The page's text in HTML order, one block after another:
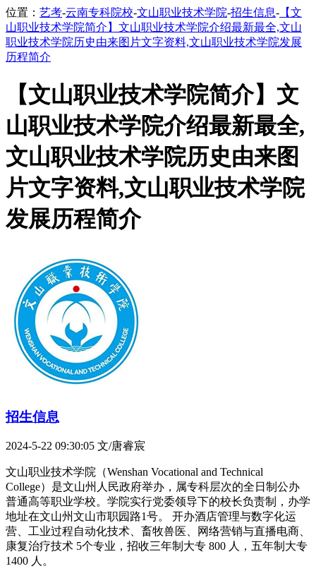
位置： 艺考-云南专科院校-文山职业技术学院-招生信息- 【文
山职业技术学院简介】文山职业技术学院介绍最新最全,文山
职业技术学院历史由来图片文字资料,文山职业技术学院发展
历程简介
【文山职业技术学院简介】文
山职业技术学院介绍最新最全,
文山职业技术学院历史由来图
片文字资料,文山职业技术学院
发展历程简介
招生信息
2024-5-22 09:30:05 文/唐睿宸
文山职业技术学院（Wenshan Vocational and Technical
College）是文山州人民政府举办，属专科层次的全日制公办
普通高等职业学校。学院实行党委领导下的校长负责制，办学
地址在文山州文山市职园路1号。 开办酒店管理与数字化运
营、工业过程自动化技术、畜牧兽医、网络营销与直播电商、
康复治疗技术 5个专业，招收三年制大专 800 人，五年制大专
1400 人。